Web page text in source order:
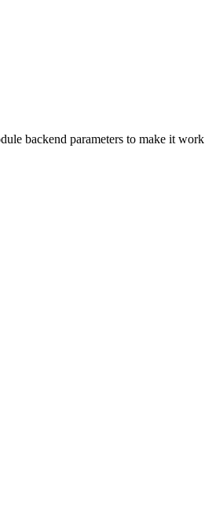
backend parameters to make it work